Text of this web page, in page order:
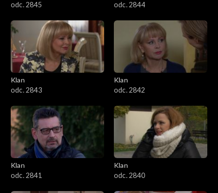
odc. 2845
odc. 2844
Klan
odc. 2843
Klan
odc. 2842
Klan
odc. 2841
Klan
odc. 2840